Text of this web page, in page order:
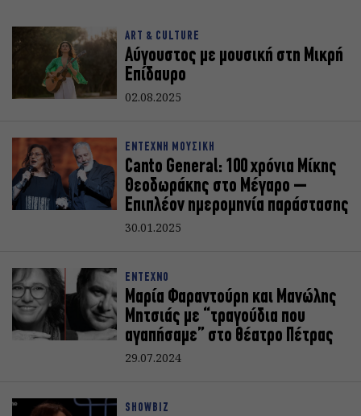
ART & CULTURE
Αύγουστος με μουσική στη Μικρή
Επίδαυρο
02.08.2025
ΕΝΤΕΧΝΗ ΜΟΥΣΙΚΗ
Canto General: 100 χρόνια Μίκης
Θεοδωράκης στο Μέγαρο –
Επιπλέον ημερομηνία παράστασης
30.01.2025
ΕΝΤΕΧΝΟ
Μαρία Φαραντούρη και Μανώλης
Μητσιάς με “τραγούδια που
αγαπήσαμε” στο θέατρο Πέτρας
29.07.2024
SHOWBIZ